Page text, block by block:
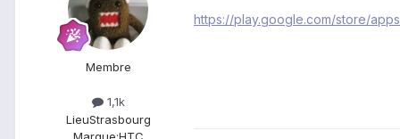
Membre
1,1k
LieuStrasbourg
Marque:HTC
https://play.google.com/store/